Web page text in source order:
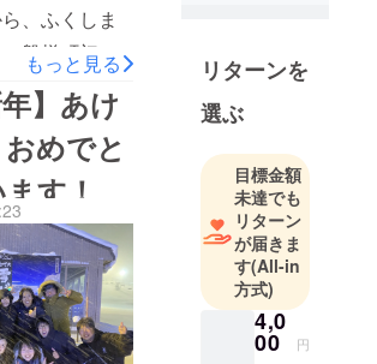
Place送信
もし、ご不
ないなどご
メール：
くは、TEL：
までご連
幸いです。
なります
支援いただ
、ふくしま
磐梯町初の
オープンさ
ロジェクト
！早速、リ
けた準備な
、バタバタ
お時間がか
した。まず
ァンディン
ついて報告
もっと見る
年】あけ
めでと
す！
•アクティビ
ティ
(SUP/Yoga/
スポーツ)
•イベント
•コワーキン
グ/ワーケー
ション
リターンを
選ぶ
目標金額
未達でも
リターン
が届きま
す(All-in
方式)
4,0
00 円